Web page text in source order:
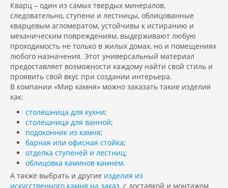
Кварц – один из самых твердых минералов,
следовательно, ступени и лестницы, облицованные
кварцевым агломератом, устойчивы к истиранию и
механическим повреждениям, выдерживают любую
проходимость не только в жилых домах, но и помещениях
любого назначения. Этот универсальный материал
предоставляет возможности каждому найти свой стиль и
проявить свой вкус при создании интерьера.
В компании «Мир камня» можно заказать такие изделия
как:
столешница для кухни;
столешница для ванной;
подоконник из камня;
барная или офисная стойка;
отделка ступеней и лестниц;
облицовка каминов камнем.
А также выбрать и другие изделия из
искусственного камня на заказ, с доставкой и монтажом